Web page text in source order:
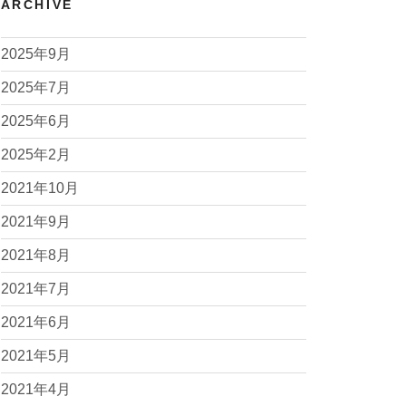
ARCHIVE
2025年9月
2025年7月
2025年6月
2025年2月
2021年10月
2021年9月
2021年8月
2021年7月
2021年6月
2021年5月
2021年4月